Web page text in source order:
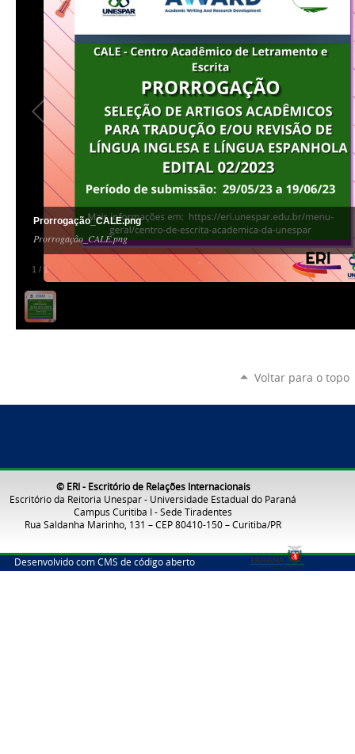
1 / 1
Prorrogação_CALE.png
Prorrogação_CALE.png
Voltar para o topo
© ERI - Escritório de Relações Internacionais
Escritório da Reitoria Unespar - Universidade Estadual do Paraná
Campus Curitiba I - Sede Tiradentes
Rua Saldanha Marinho, 131 – CEP 80410-150 – Curitiba/PR
Desenvolvido com CMS de código aberto